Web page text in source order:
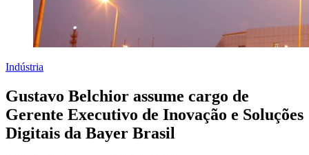
Indústria
Gustavo Belchior assume cargo de
Gerente Executivo de Inovação e Soluções
Digitais da Bayer Brasil